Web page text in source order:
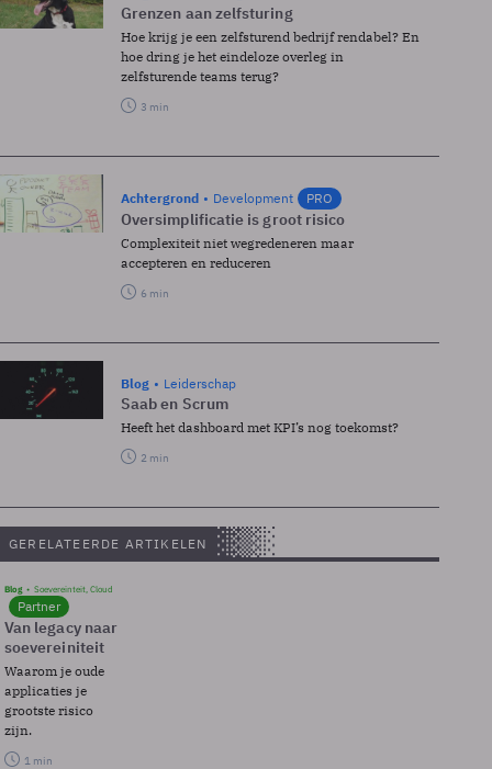
Grenzen aan zelfsturing
Hoe krijg je een zelfsturend bedrijf rendabel? En
hoe dring je het eindeloze overleg in
zelfsturende teams terug?
3 min
Achtergrond Development PRO
Oversimplificatie is groot risico
Complexiteit niet wegredeneren maar
accepteren en reduceren
6 min
Blog Leiderschap
Saab en Scrum
Heeft het dashboard met KPI’s nog toekomst?
2 min
GERELATEERDE ARTIKELEN
Blog Soevereinteit, Cloud
Partner
Van legacy naar
soevereiniteit
Waarom je oude
applicaties je
grootste risico
zijn.
1 min